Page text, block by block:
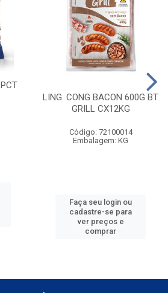
LING. CONG BACON 600G BT
GRILL CX12KG
Código: 72100014
Embalagem: KG
Faça seu login ou
cadastre-se para
ver preços e
comprar